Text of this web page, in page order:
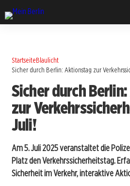
StartseiteBlaulicht
Sicher durch Berlin: Aktionstag zur
Sicher durch
zur
Juli!
Am 5. Juli 2025 veranstaltet die
Platz den Verkehrssicherheitstag.
Sicherheit im Verkehr, interaktive